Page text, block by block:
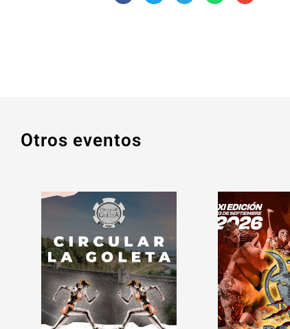
Otros eventos